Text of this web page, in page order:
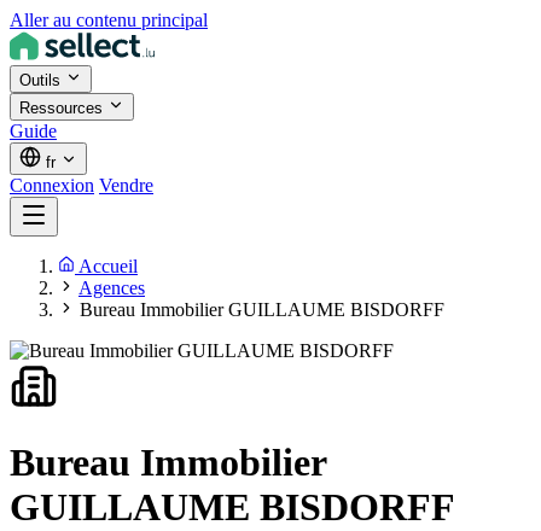
Aller au contenu principal
Outils
Ressources
Guide
fr
Connexion Vendre
Accueil
Agences
Bureau Immobilier GUILLAUME BISDORFF
Bureau Immobilier
GUILLAUME BISDORFF